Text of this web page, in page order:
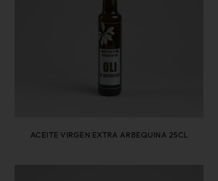
ACEITE VIRGEN EXTRA ARBEQUINA 25CL